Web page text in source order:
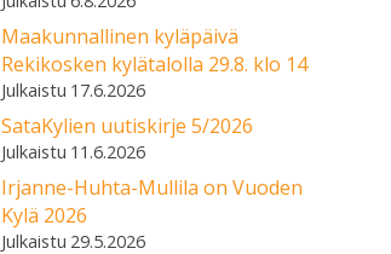
Maakunnallinen kyläpäivä
Rekikosken kylätalolla 29.8. klo 14
17.6.2026
SataKylien uutiskirje 5/2026
11.6.2026
Irjanne-Huhta-Mullila on Vuoden
Kylä 2026
29.5.2026